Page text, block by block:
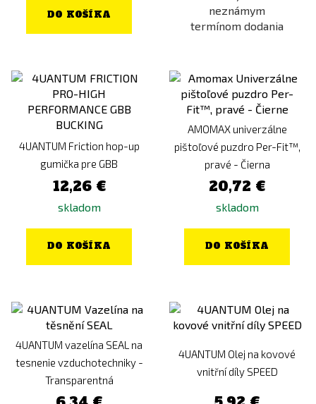
DO KOŠÍKA
neznámym
termínom dodania
4UANTUM Friction hop-up
gumička pre GBB
12,26 €
skladom
DO KOŠÍKA
AMOMAX univerzálne
pištoľové puzdro Per-Fit™,
pravé - Čierna
20,72 €
skladom
DO KOŠÍKA
4UANTUM vazelína SEAL na
tesnenie vzduchotechniky -
Transparentná
4UANTUM Olej na kovové
vnitřní díly SPEED